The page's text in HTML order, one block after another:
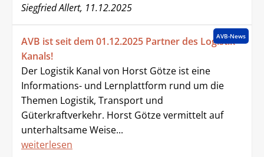
Siegfried Allert, 11.12.2025
AVB-News
AVB ist seit dem 01.12.2025 Partner des Logistik-
Kanals!
Der Logistik Kanal von Horst Götze ist eine
Informations- und Lernplattform rund um die
Themen Logistik, Transport und
Güterkraftverkehr. Horst Götze vermittelt auf
unterhaltsame Weise...
weiterlesen